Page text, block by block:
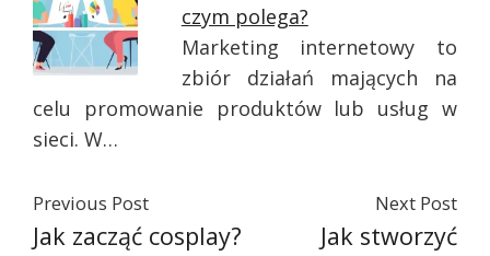
czym polega?
Marketing internetowy to
zbiór działań mających na
celu promowanie produktów lub usług w
sieci. W…
Previous Post
Jak zacząć cosplay?
Next Post
Jak stworzyć